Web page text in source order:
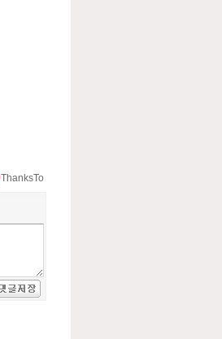
ThanksTo